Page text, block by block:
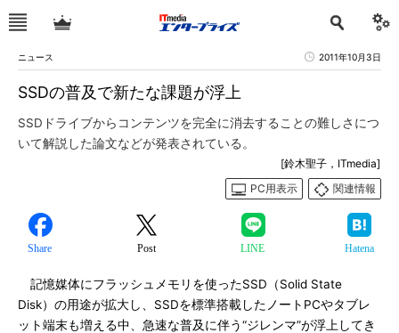
ニュース 2011年10月3日
SSDの普及で新たな課題が浮上
SSDドライブからコンテンツを完全に消去することの難しさにつ
いて解説した論文などが発表されている。
[鈴木聖子，ITmedia]
PC用表示
関連情報
Share Post LINE Hatena
記憶媒体にフラッシュメモリを使ったSSD（Solid State
Disk）の用途が拡大し、SSDを標準搭載したノートPCやタブレ
ット端末も増える中、急速な普及に伴う“ジレンマ”が浮上してき